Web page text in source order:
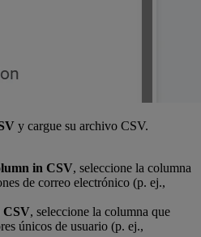
y cargue su archivo CSV.
in CSV, seleccione la columna
de correo electrónico (p. ej.,
CSV, seleccione la columna que
únicos de usuario (p. ej.,